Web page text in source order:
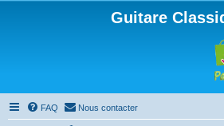
Guitare
FAQ Nous contacter